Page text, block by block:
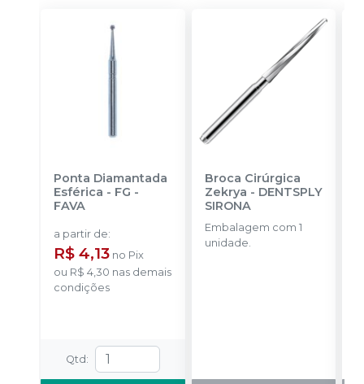
Ponta Diamantada
Esférica - FG -
FAVA
a partir de:
R$ 4,13 no Pix
ou R$ 4,30 nas demais
condições
Qtd :
Broca Cirúrgica
Zekrya - DENTSPLY
SIRONA
Embalagem com 1
unidade.